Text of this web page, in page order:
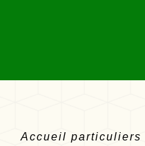
Accueil particuliers